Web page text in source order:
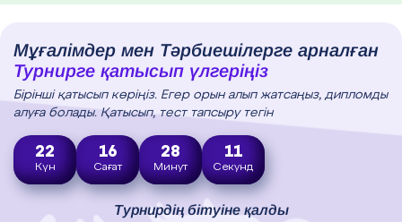
Мұғалімдер мен Тәрбиешілерге арналған
Турнирге қатысып үлгеріңіз
Бірінші қатысып көріңіз. Егер орын алып жатсаңыз, дипломды
алуға болады. Қатысып, тест тапсыру тегін
22
Күн
16
Сағат
28
Минут
10
Секунд
Турнирдің бітуіне қалды